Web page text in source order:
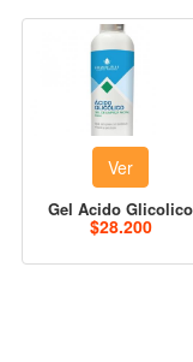
Ver
Gel Acido Glicolico
$28.200